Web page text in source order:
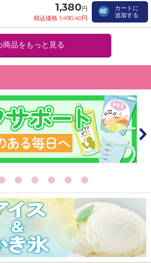
1,380円
税込価格 1,490.40円
カートに
追加する
商品をもっと見る